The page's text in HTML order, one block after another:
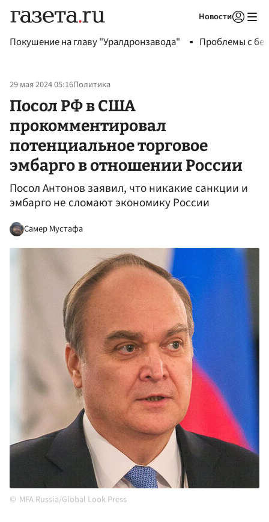
Новости
Покушение на главу "Уралдронзавода" Проблемы с
29 мая 2024 05:16Политика
Посол РФ в США
прокомментировал
потенциальное торговое
эмбарго в отношении России
Посол Антонов заявил, что никакие санкции и
эмбарго не сломают экономику России
Самер Мустафа
MFA Russia/Global Look Press